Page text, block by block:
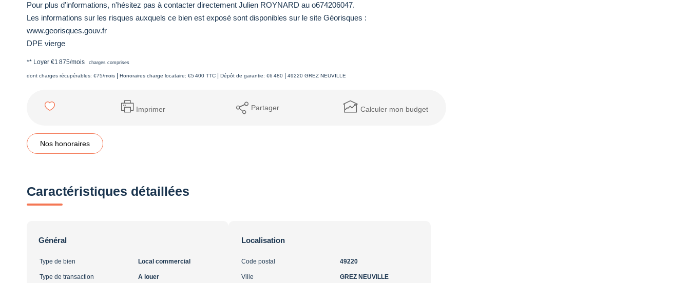
Pour plus d'informations, n'hésitez pas à contacter directement Julien ROYNARD au o674206047.
Les informations sur les risques auxquels ce bien est exposé sont disponibles sur le site Géorisques :
www.georisques.gouv.fr
DPE vierge
** Loyer €1 875/mois charges comprises
dont charges récupérables: €75/mois Honoraires charge locataire: €5 400 TTC Dépôt de garantie: €6 480 49220 GREZ NEUVILLE
Imprimer Partager Calculer mon budget
Nos honoraires
Caractéristiques détaillées
Général
Type de bien Local commercial
Type de transaction A louer
Localisation
Code postal 49220
Ville GREZ NEUVILLE